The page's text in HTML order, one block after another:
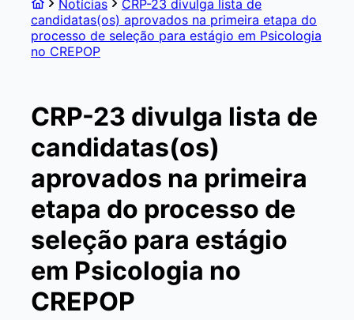
Notícias
CRP-23 divulga lista de
candidatas(os) aprovados na primeira etapa do
processo de seleção para estágio em Psicologia
no CREPOP
CRP-23 divulga lista de
candidatas(os)
aprovados na primeira
etapa do processo de
seleção para estágio
em Psicologia no
CREPOP